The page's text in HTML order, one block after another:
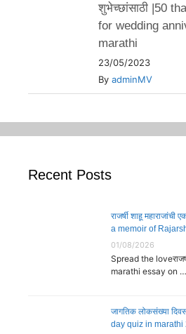
शुभेच्छांसाठी |50
for wedding
marathi
23/05/2023
By adminMV
Recent Posts
राजर्षी शाहू
a memoir of
01/08/2026
Spread the
marathi essay on …
जागतिक लोकसंख्या
day quiz in marathi